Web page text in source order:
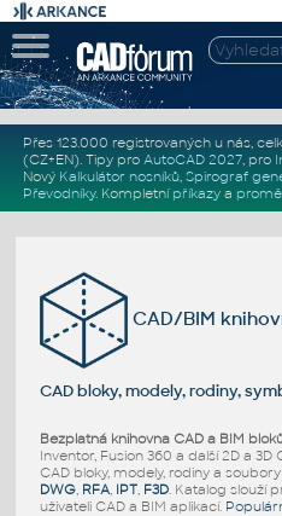
Přes 123.000 registrovaných u nás,
(CZ+EN). Tipy pro AutoCAD 2027, pro
Nový Kalkulátor nosníků, Spirograf
Převodníky. Kompletní příkazya
CAD/BIM
CAD bloky, modely, rodiny,
Bezplatná knihovna CAD a BIM
Inventor, Fusion 360 a další 2D a
CAD bloky, modely, rodiny a
DWG, RFA, IPT, F3D. Katalog slouží
uživateli CAD a BIM aplikací.